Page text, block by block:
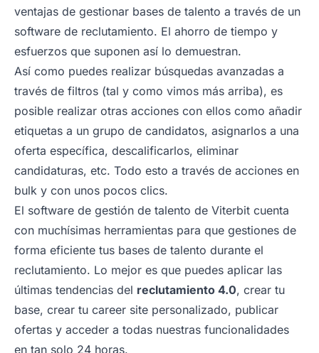
ventajas de gestionar bases de talento a través de un
software de reclutamiento. El ahorro de tiempo y
esfuerzos que suponen así lo demuestran.
Así como puedes realizar búsquedas avanzadas a
través de filtros (tal y como vimos más arriba), es
posible realizar otras acciones con ellos como añadir
etiquetas a un grupo de candidatos, asignarlos a una
oferta específica, descalificarlos, eliminar
candidaturas, etc. Todo esto a través de acciones en
bulk y con unos pocos clics.
El software de gestión de talento de Viterbit cuenta
con muchísimas herramientas para que gestiones de
forma eficiente tus bases de talento durante el
reclutamiento. Lo mejor es que puedes aplicar las
últimas tendencias del reclutamiento 4.0, crear tu
base, crear tu career site personalizado, publicar
ofertas y acceder a todas nuestras funcionalidades
en tan solo 24 horas.